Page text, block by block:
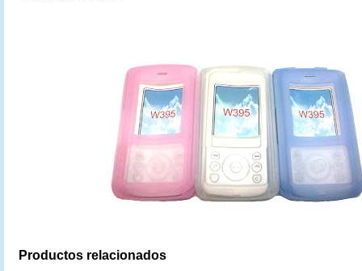
Productos relacionados